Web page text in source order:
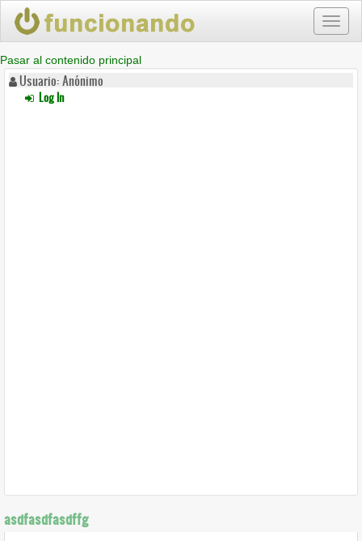
Pasar al contenido principal
Usuario: Anónimo
Log In
asdfasdfasdffg